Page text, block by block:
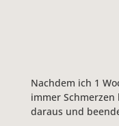
Nachdem ich 1
immer Schmerzen
daraus und